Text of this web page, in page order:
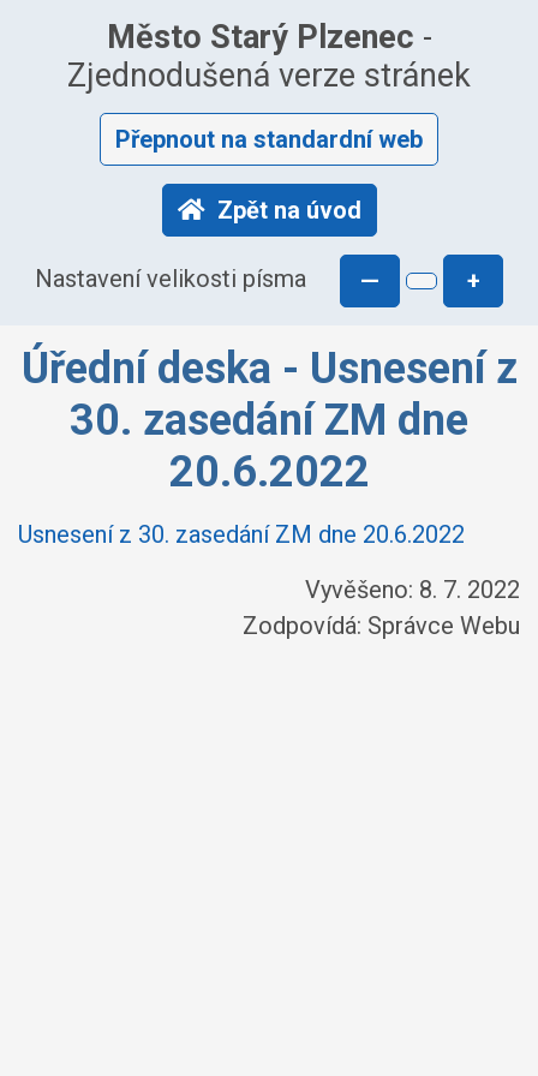
Město Starý Plzenec -
Zjednodušená verze stránek
Přepnout na standardní web
Zpět na úvod
Nastavení velikosti písma — +
Úřední deska - Usnesení z
30. zasedání ZM dne
20.6.2022
Usnesení z 30. zasedání ZM dne 20.6.2022
Vyvěšeno: 8. 7. 2022
Zodpovídá: Správce Webu